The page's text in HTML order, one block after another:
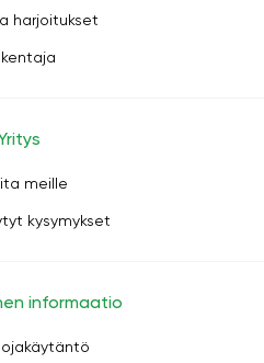
harjoitukset
meille
kysymykset
informaatio